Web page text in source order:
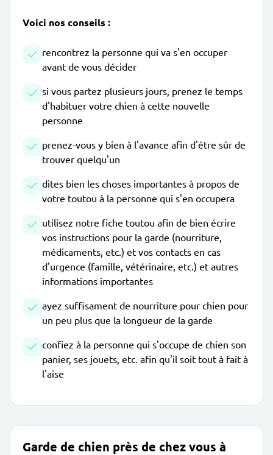
Voici nos conseils :
rencontrez la personne qui va s'en occuper
avant de vous décider
si vous partez plusieurs jours, prenez le temps
d'habituer votre chien à cette nouvelle
personne
prenez-vous y bien à l'avance afin d'être sûr de
trouver quelqu'un
dites bien les choses importantes à propos de
votre toutou à la personne qui s'en occupera
utilisez notre fiche toutou afin de bien écrire
vos instructions pour la garde (nourriture,
médicaments, etc.) et vos contacts en cas
d'urgence (famille, vétérinaire, etc.) et autres
informations importantes
ayez suffisament de nourriture pour chien pour
un peu plus que la longueur de la garde
confiez à la personne qui s'occupe de chien son
panier, ses jouets, etc. afin qu'il soit tout à fait à
l'aise
Garde de chien près de chez vous à